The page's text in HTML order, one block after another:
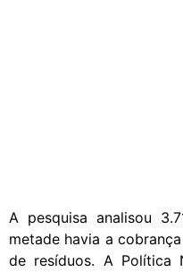
A pesquisa analisou
metade havia a
de resíduos. A Política